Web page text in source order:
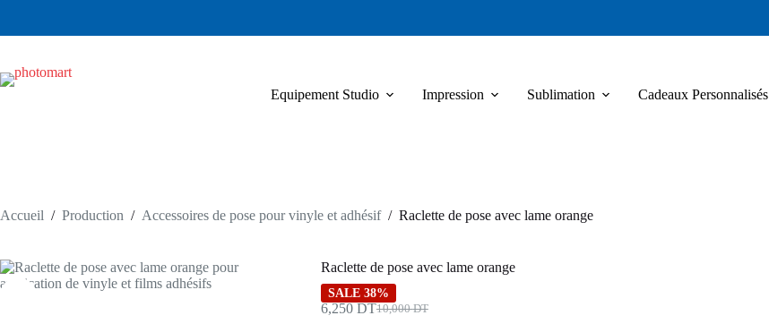
contenu
Equipement Studio Impression Sublimation Cadeaux Personnalisés
Accueil / Production / Accessoires de pose pour vinyle et adhésif / Raclette de pose avec lame orange
Raclette de pose avec lame orange
SALE 38%
10,000DT
Le
6,250 DTLe